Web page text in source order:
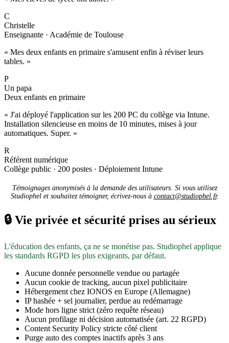
C
Christelle
Enseignante · Académie de Toulouse
« Mes deux enfants en primaire s'amusent enfin à réviser leurs
tables. »
P
Un papa
Deux enfants en primaire
« J'ai déployé l'application sur les 200 PC du collège via Intune.
Installation silencieuse en moins de 10 minutes, mises à jour
automatiques. Super. »
R
Référent numérique
Collège public · 200 postes · Déploiement Intune
Témoignages anonymisés à la demande des utilisateurs. Si vous utilisez
Studiophel et souhaitez témoigner, écrivez-nous à contact@studiophel.fr.
🔒 Vie privée et sécurité prises au sérieux
L'éducation des enfants, ça ne se monétise pas. Studiophel applique
les standards RGPD les plus exigeants, par défaut.
Aucune donnée personnelle vendue ou partagée
Aucun cookie de tracking, aucun pixel publicitaire
Hébergement chez IONOS en Europe (Allemagne)
IP hashée + sel journalier, perdue au redémarrage
Mode hors ligne strict (zéro requête réseau)
Aucun profilage ni décision automatisée (art. 22 RGPD)
Content Security Policy stricte côté client
Purge auto des comptes inactifs après 3 ans